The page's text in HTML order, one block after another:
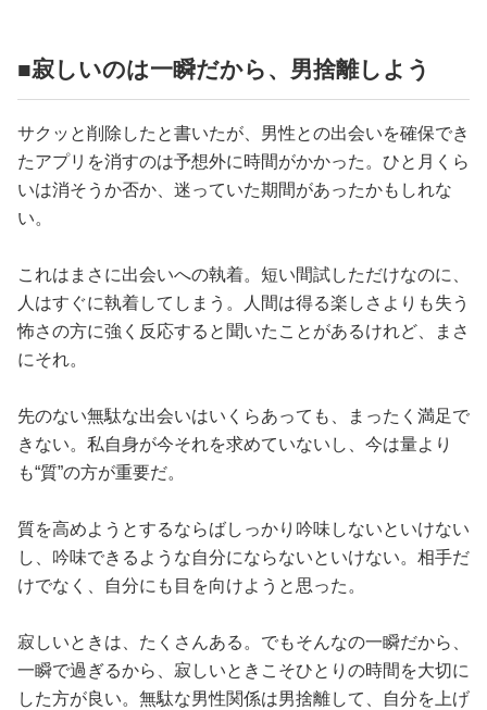
■寂しいのは一瞬だから、男捨離しよう
サクッと削除したと書いたが、男性との出会いを確保でき
たアプリを消すのは予想外に時間がかかった。ひと月くら
いは消そうか否か、迷っていた期間があったかもしれな
い。
これはまさに出会いへの執着。短い間試しただけなのに、
人はすぐに執着してしまう。人間は得る楽しさよりも失う
怖さの方に強く反応すると聞いたことがあるけれど、まさ
にそれ。
先のない無駄な出会いはいくらあっても、まったく満足で
きない。私自身が今それを求めていないし、今は量より
も“質”の方が重要だ。
質を高めようとするならばしっかり吟味しないといけない
し、吟味できるような自分にならないといけない。相手だ
けでなく、自分にも目を向けようと思った。
寂しいときは、たくさんある。でもそんなの一瞬だから、
一瞬で過ぎるから、寂しいときこそひとりの時間を大切に
した方が良い。無駄な男性関係は男捨離して、自分を上げ